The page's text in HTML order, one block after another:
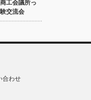
工会議所っ
交流会
合わせ